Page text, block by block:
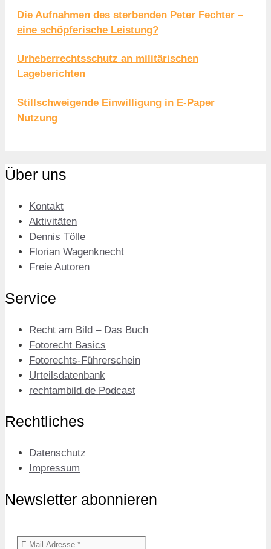
Die Aufnahmen des sterbenden Peter Fechter –
eine schöpferische Leistung?
Urheberrechtsschutz an militärischen
Lageberichten
Stillschweigende Einwilligung in E-Paper
Nutzung
Über uns
Kontakt
Aktivitäten
Dennis Tölle
Florian Wagenknecht
Freie Autoren
Service
Recht am Bild – Das Buch
Fotorecht Basics
Fotorechts-Führerschein
Urteilsdatenbank
rechtambild.de Podcast
Rechtliches
Datenschutz
Impressum
Newsletter abonnieren